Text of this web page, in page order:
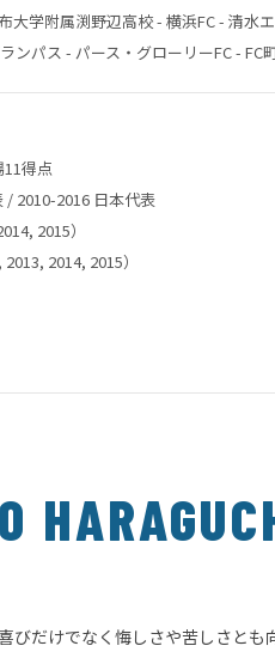
大学附属渕野辺高校 - 横浜FC - 清水
ンパス - パース・グローリーFC - FC
得点
/ 2010-2016 日本代表
2015）
2014, 2015）
びだけでなく悔しさや苦しさとも